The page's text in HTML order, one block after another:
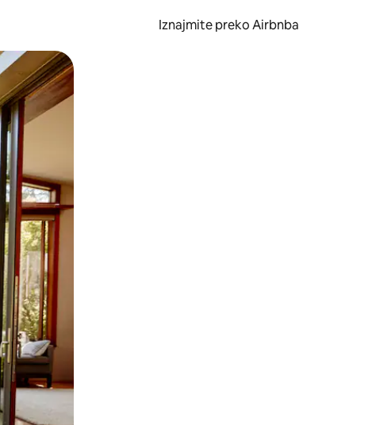
Iznajmite preko Airbnba
prelaskom prstom po zaslonu.